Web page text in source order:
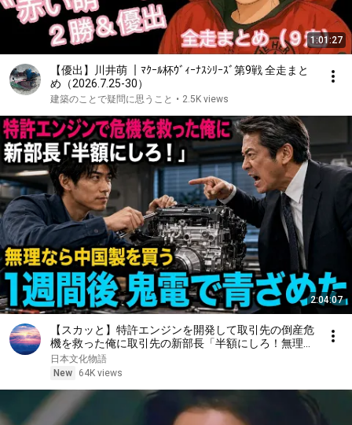
1:01:27
【優出】川井萌 ｜ﾏｸｰﾙ杯ｳﾞｨｰﾅｽｼﾘｰｽﾞ第9戦 全走まと
め（2026.7.25-30）
建築のことで疑問に思うこと • 2.5K views
2:04:07
【スカッと】特許エンジンを開発して取引先の倒産危
機を救った俺に取引先の新部長「半額にしろ！無理な
ら中国製を買う」1週間後、部長から鬼電→俺「お宅
の競合と5倍で独占契約済みです」
日本文化物語
New
64K views